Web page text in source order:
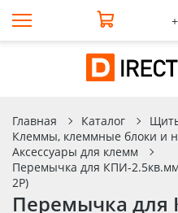
Главная Каталог
Клеммы, клеммные блоки и
Аксессуары для клемм
Перемычка для КПИ-2.5кв.мм
2P)
Перемычка